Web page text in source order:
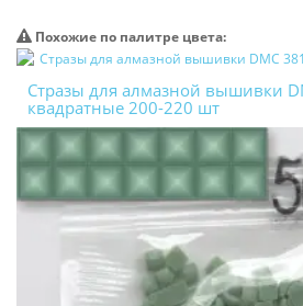
Похожие по палитре цвета:
Стразы для алмазной вышивки
квадратные 200-220 шт